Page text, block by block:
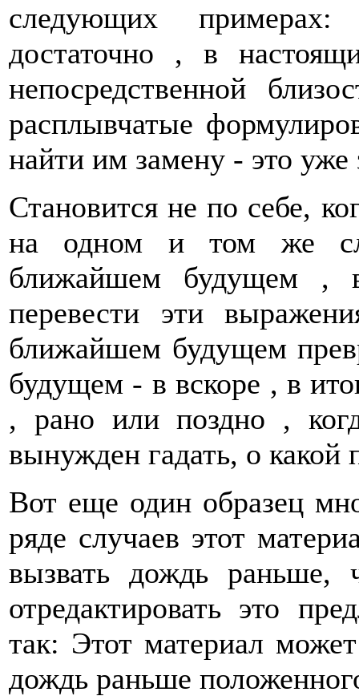
следующих примерах:
достаточно , в
непосредственной
расплывчатые
найти им замену - это уже
Становится не по себе,
на одном и том же
ближайшем будущем ,
перевести эти
ближайшем будущем
будущем - в вскоре , в
, рано или поздно ,
вынужден гадать, о какой
Вот еще один образец
ряде случаев этот
вызвать дождь
отредактировать это
так: Этот материал
дождь раньше